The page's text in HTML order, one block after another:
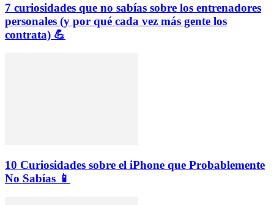
7 curiosidades que no sabías sobre los entrenadores
personales (y por qué cada vez más gente los
contrata) 💪
10 Curiosidades sobre el iPhone que Probablemente
No Sabías 📱